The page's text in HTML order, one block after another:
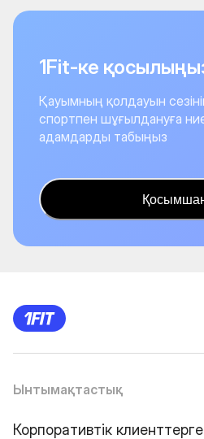
1Fit-ке
Қауымның қолдауын
спортпен шұғылдануға
адамдарды табыңыз
Ынтымақтастық
Корпоративтік клиенттерге